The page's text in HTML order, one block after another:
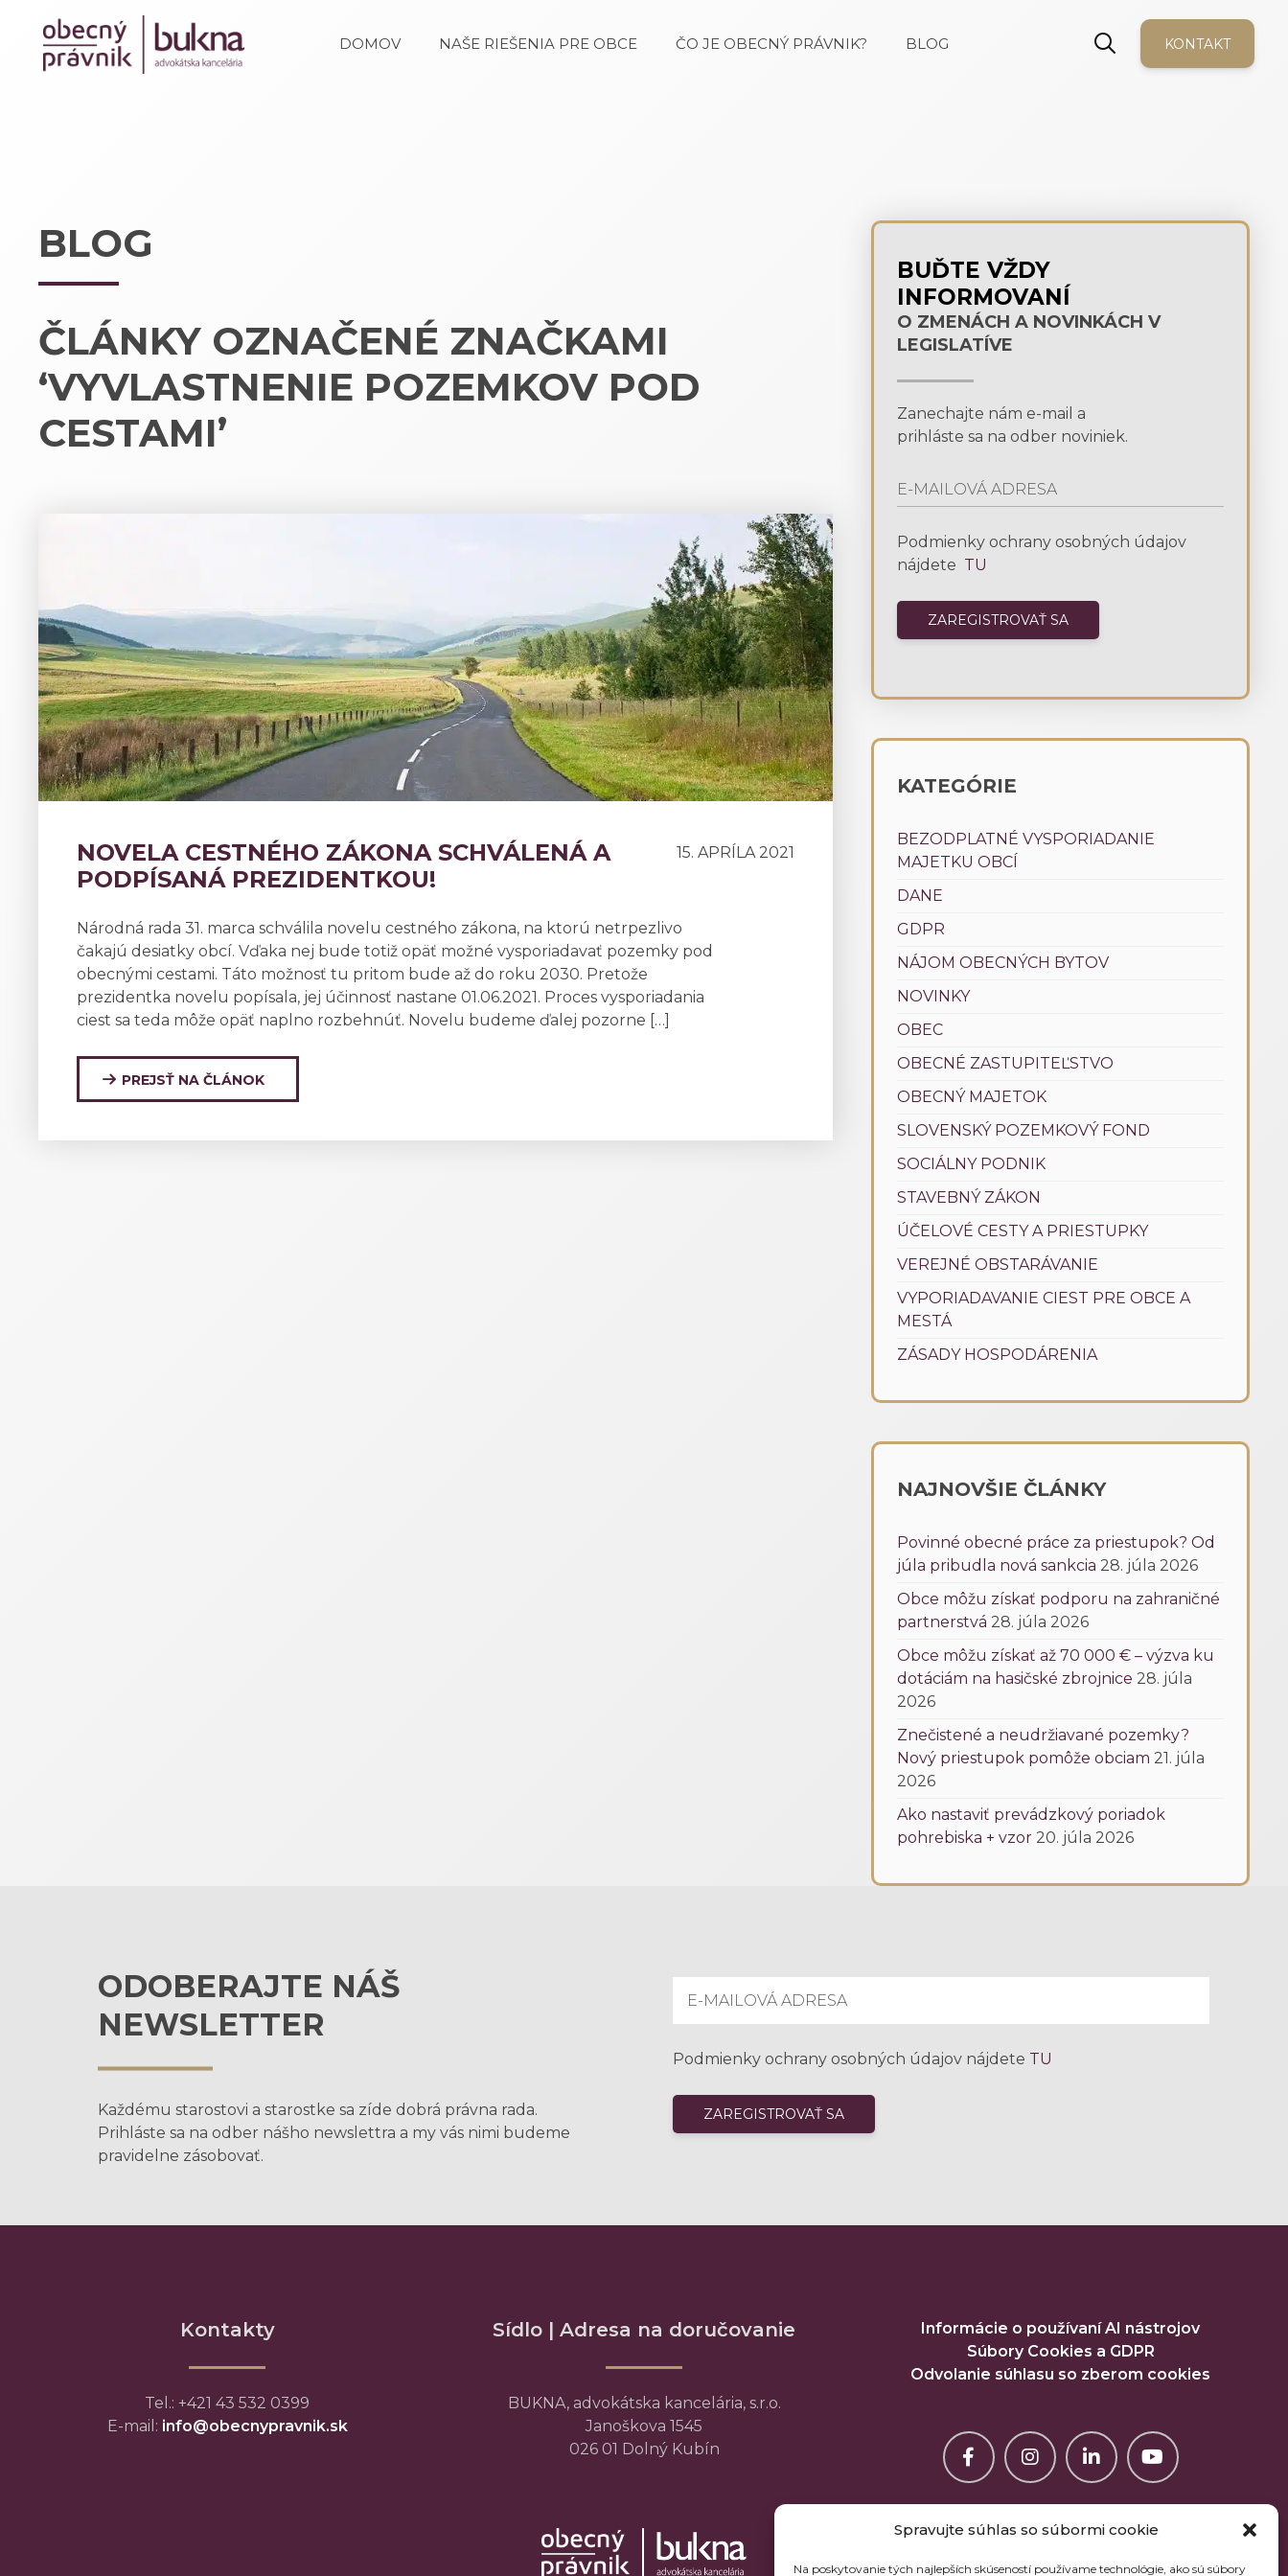
Spravujte súhlas so súbormi cookie
Na poskytovanie tých najlepších skúseností používame technológie, ako sú súbory
DOMOV NAŠE RIEŠENIA PRE OBCE ČO JE OBECNÝ PRÁVNIK? BLOG KONTAKT
BLOG
ČLÁNKY OZNAČENÉ ZNAČKAMI
‘VYVLASTNENIE POZEMKOV POD
CESTAMI’
15. APRÍLA 2021
NOVELA CESTNÉHO ZÁKONA SCHVÁLENÁ A
PODPÍSANÁ PREZIDENTKOU!
Národná rada 31. marca schválila novelu cestného zákona, na ktorú netrpezlivo
čakajú desiatky obcí. Vďaka nej bude totiž opäť možné vysporiadavať pozemky pod
obecnými cestami. Táto možnosť tu pritom bude až do roku 2030. Pretože
prezidentka novelu popísala, jej účinnosť nastane 01.06.2021. Proces vysporiadania
ciest sa teda môže opäť naplno rozbehnúť. Novelu budeme ďalej pozorne […]
PREJSŤ NA ČLÁNOK
BUĎTE VŽDY
INFORMOVANÍ
O ZMENÁCH A NOVINKÁCH V
LEGISLATÍVE
Zanechajte nám e-mail a
prihláste sa na odber noviniek.
Podmienky ochrany osobných údajov
nájdete TU
KATEGÓRIE
BEZODPLATNÉ VYSPORIADANIE
MAJETKU OBCÍ
DANE
GDPR
NÁJOM OBECNÝCH BYTOV
NOVINKY
OBEC
OBECNÉ ZASTUPITEĽSTVO
OBECNÝ MAJETOK
SLOVENSKÝ POZEMKOVÝ FOND
SOCIÁLNY PODNIK
STAVEBNÝ ZÁKON
ÚČELOVÉ CESTY A PRIESTUPKY
VEREJNÉ OBSTARÁVANIE
VYPORIADAVANIE CIEST PRE OBCE A
MESTÁ
ZÁSADY HOSPODÁRENIA
NAJNOVŠIE ČLÁNKY
Povinné obecné práce za priestupok? Od
júla pribudla nová sankcia 28. júla 2026
Obce môžu získať podporu na zahraničné
partnerstvá 28. júla 2026
Obce môžu získať až 70 000 € – výzva ku
dotáciám na hasičské zbrojnice 28. júla
2026
Znečistené a neudržiavané pozemky?
Nový priestupok pomôže obciam 21. júla
2026
Ako nastaviť prevádzkový poriadok
pohrebiska + vzor 20. júla 2026
ODOBERAJTE NÁŠ
NEWSLETTER
Každému starostovi a starostke sa zíde dobrá právna rada.
Prihláste sa na odber nášho newslettra a my vás nimi budeme
pravidelne zásobovať.
Podmienky ochrany osobných údajov nájdete TU
Kontakty
Tel.: +421 43 532 0399
E-mail: info@obecnypravnik.sk
Sídlo | Adresa na doručovanie
BUKNA, advokátska kancelária, s.r.o.
Janoškova 1545
026 01 Dolný Kubín
Informácie o používaní AI nástrojov
Súbory Cookies a GDPR
Odvolanie súhlasu so zberom cookies